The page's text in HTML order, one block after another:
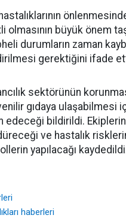
büyük önem
durumların zaman
gerektiğini ifade
sektörünün
gıdaya ulaşabilmesi
edeceği bildirildi.
ve hastalık
yapılacağı
haberleri